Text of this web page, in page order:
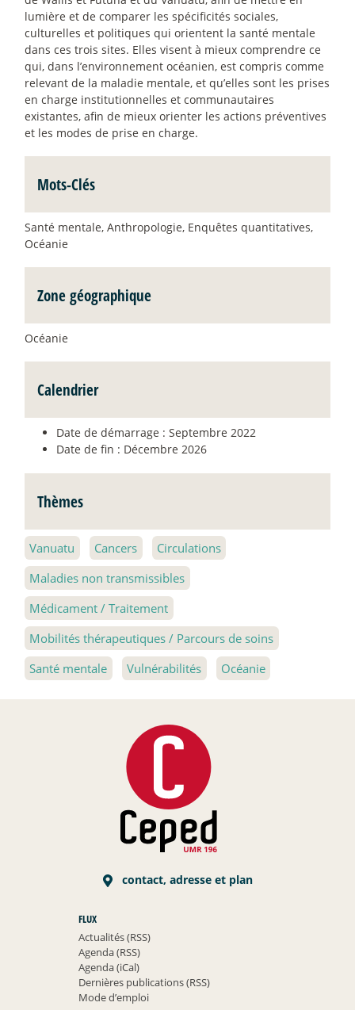
lumière et de comparer les spécificités sociales,
culturelles et politiques qui orientent la santé mentale
dans ces trois sites. Elles visent à mieux comprendre ce
qui, dans l’environnement océanien, est compris comme
relevant de la maladie mentale, et qu’elles sont les prises
en charge institutionnelles et communautaires
existantes, afin de mieux orienter les actions préventives
et les modes de prise en charge.
Mots-Clés
Santé mentale, Anthropologie, Enquêtes quantitatives,
Océanie
Zone géographique
Océanie
Calendrier
Date de démarrage : Septembre 2022
Date de fin : Décembre 2026
Thèmes
Vanuatu Cancers
Circulations
Maladies non transmissibles
Médicament / Traitement
Mobilités thérapeutiques / Parcours de soins
Santé mentale
Vulnérabilités Océanie
contact, adresse et plan
FLUX
Actualités (RSS)
Agenda (RSS)
Agenda (iCal)
Dernières publications (RSS)
Mode d’emploi